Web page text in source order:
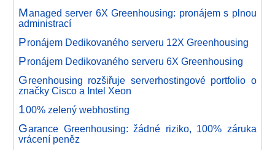
Managed server 6X Greenhousing: pronájem s plnou
administrací
Pronájem Dedikovaného serveru 12X Greenhousing
Pronájem Dedikovaného serveru 6X Greenhousing
Greenhousing rozšiřuje serverhostingové portfolio o
značky Cisco a Intel Xeon
100% zelený webhosting
Garance Greenhousing: žádné riziko, 100% záruka
vrácení peněz